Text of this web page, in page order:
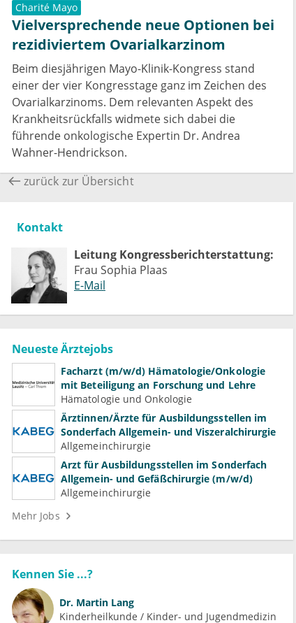
Charité Mayo
Vielversprechende neue Optionen bei
rezidiviertem Ovarialkarzinom
Beim diesjährigen Mayo-Klinik-Kongress stand
einer der vier Kongresstage ganz im Zeichen des
Ovarialkarzinoms. Dem relevanten Aspekt des
Krankheitsrückfalls widmete sich dabei die
führende onkologische Expertin Dr. Andrea
Wahner-Hendrickson.
zurück zur Übersicht
Kontakt
Leitung Kongressberichterstattung:
Frau Sophia Plaas
E-Mail
Neueste Ärztejobs
Facharzt (m/w/d) Hämatologie/Onkologie
mit Beteiligung an Forschung und Lehre
Hämatologie und Onkologie
Ärztinnen/Ärzte für Ausbildungsstellen im
Sonderfach Allgemein- und Viszeralchirurgie
Allgemeinchirurgie
Arzt für Ausbildungsstellen im Sonderfach
Allgemein- und Gefäßchirurgie (m/w/d)
Allgemeinchirurgie
Mehr Jobs
Kennen Sie ...?
Dr. Martin Lang
Kinderheilkunde / Kinder- und Jugendmedizin